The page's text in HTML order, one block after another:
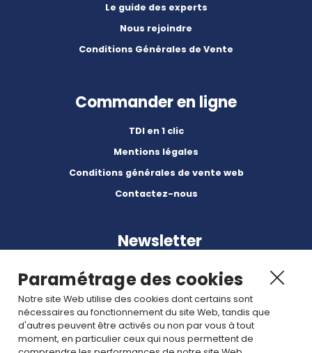
Le guide des experts
Nous rejoindre
Conditions Générales de Vente
Commander en ligne
TDI en 1 clic
Mentions légales
Conditions générales de vente web
Contactez-nous
Newsletter
Abonnez-vous à nos dernières nouvelles et articles.
Paramétrage des cookies
Notre site Web utilise des cookies dont certains sont
nécessaires au fonctionnement du site Web, tandis que
d'autres peuvent être activés ou non par vous à tout
moment, en particulier ceux qui nous permettent de